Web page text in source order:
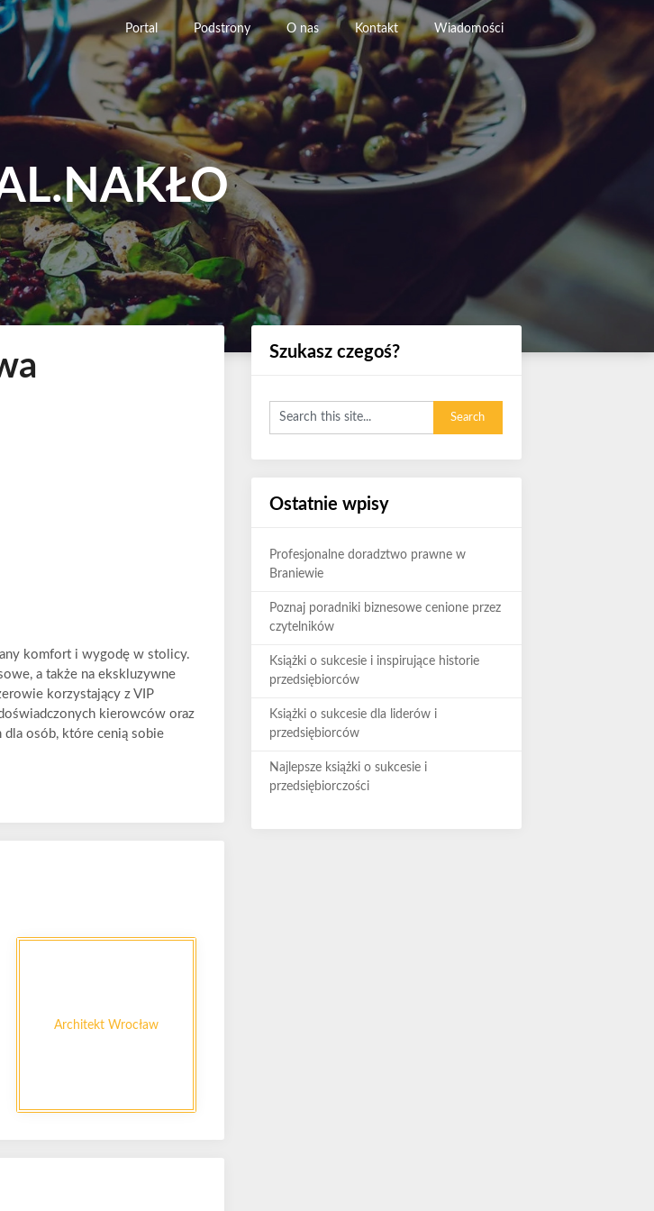
Portal Podstrony O nas Kontakt Wiadomości
komfort i wygodę w stolicy.
a także na ekskluzywne
korzystający z VIP
kierowców oraz
dla osób, które cenią sobie
Architekt Wrocław
Szukasz czegoś?
Ostatnie wpisy
Profesjonalne doradztwo prawne w
Braniewie
Poznaj poradniki biznesowe cenione przez
czytelników
Książki o sukcesie i inspirujące historie
przedsiębiorców
Książki o sukcesie dla liderów i
przedsiębiorców
Najlepsze książki o sukcesie i
przedsiębiorczości